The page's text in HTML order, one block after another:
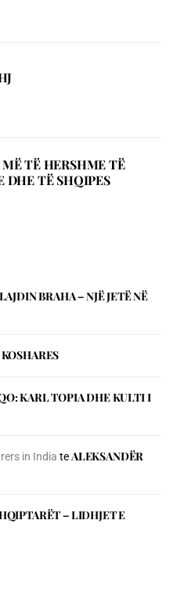
TË HERSHME TË
DHE TË SHQIPES
BRAHA – NJЁ JETЁ NЁ
KARL TOPIA DHE KULTI I
in India teALEKSANDËR
– LIDHJET E